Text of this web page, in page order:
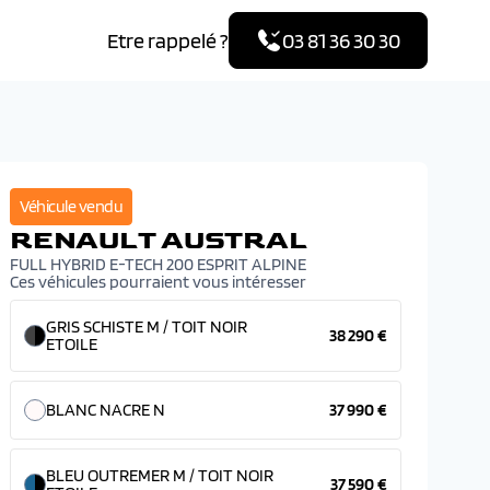
Etre rappelé ? 03 81 36 30 30
Véhicule vendu
RENAULT AUSTRAL
FULL HYBRID E-TECH 200 ESPRIT ALPINE
Ces véhicules pourraient vous intéresser
GRIS SCHISTE M / TOIT NOIR
ETOILE
38 290 €
BLANC NACRE N 37 990 €
BLEU OUTREMER M / TOIT NOIR
37 590 €